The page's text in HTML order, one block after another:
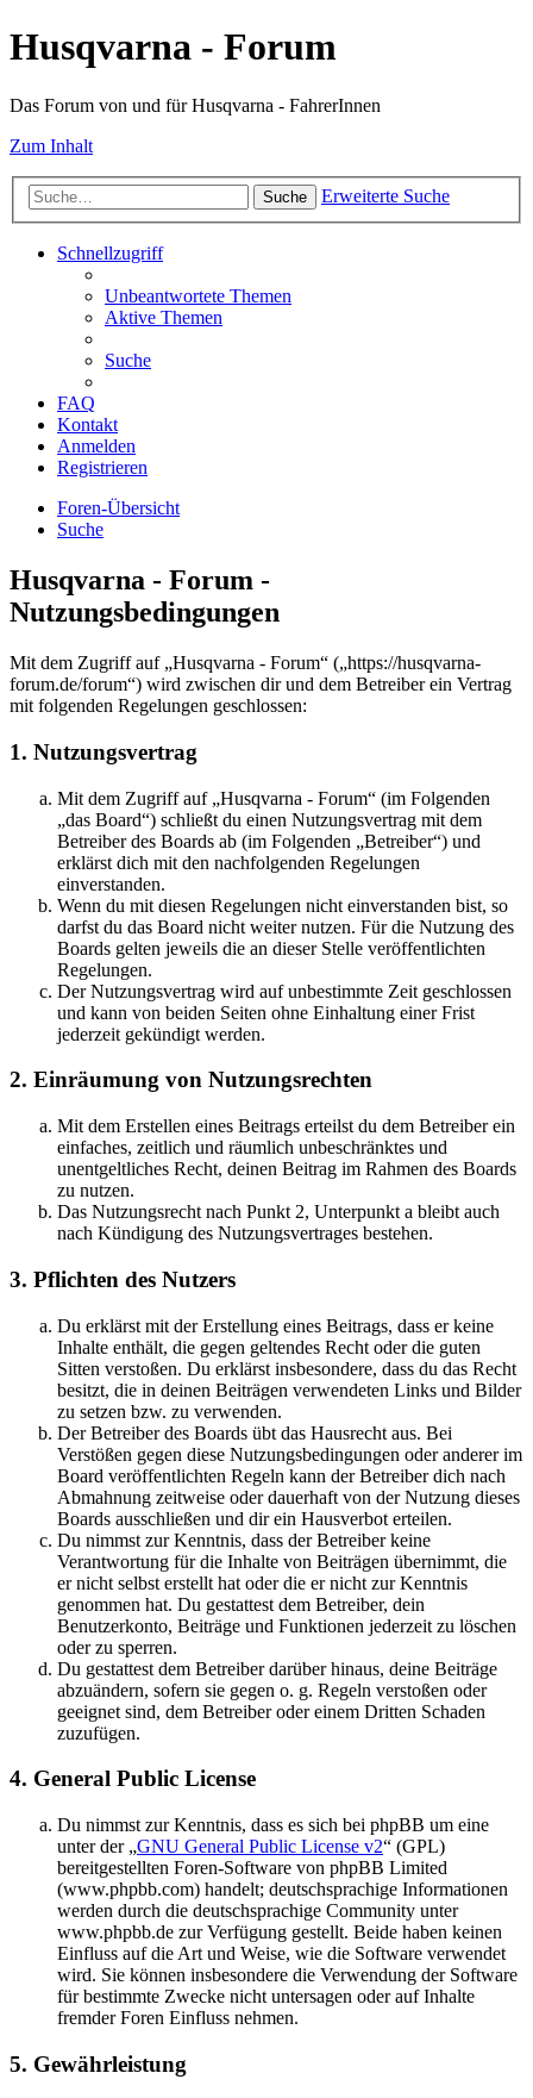
Husqvarna - Forum
Das Forum von und für Husqvarna - FahrerInnen
Zum Inhalt
Suche Erweiterte Suche
Schnellzugriff
Unbeantwortete Themen
Aktive Themen
Suche
FAQ
Kontakt
Anmelden
Registrieren
Foren-Übersicht
Suche
Husqvarna - Forum -
Nutzungsbedingungen
Mit dem Zugriff auf „Husqvarna - Forum“ („https://husqvarna-
forum.de/forum“) wird zwischen dir und dem Betreiber ein Vertrag
mit folgenden Regelungen geschlossen:
1. Nutzungsvertrag
Mit dem Zugriff auf „Husqvarna - Forum“ (im Folgenden
„das Board“) schließt du einen Nutzungsvertrag mit dem
Betreiber des Boards ab (im Folgenden „Betreiber“) und
erklärst dich mit den nachfolgenden Regelungen
einverstanden.
Wenn du mit diesen Regelungen nicht einverstanden bist, so
darfst du das Board nicht weiter nutzen. Für die Nutzung des
Boards gelten jeweils die an dieser Stelle veröffentlichten
Regelungen.
Der Nutzungsvertrag wird auf unbestimmte Zeit geschlossen
und kann von beiden Seiten ohne Einhaltung einer Frist
jederzeit gekündigt werden.
2. Einräumung von Nutzungsrechten
Mit dem Erstellen eines Beitrags erteilst du dem Betreiber ein
einfaches, zeitlich und räumlich unbeschränktes und
unentgeltliches Recht, deinen Beitrag im Rahmen des Boards
zu nutzen.
Das Nutzungsrecht nach Punkt 2, Unterpunkt a bleibt auch
nach Kündigung des Nutzungsvertrages bestehen.
3. Pflichten des Nutzers
Du erklärst mit der Erstellung eines Beitrags, dass er keine
Inhalte enthält, die gegen geltendes Recht oder die guten
Sitten verstoßen. Du erklärst insbesondere, dass du das Recht
besitzt, die in deinen Beiträgen verwendeten Links und Bilder
zu setzen bzw. zu verwenden.
Der Betreiber des Boards übt das Hausrecht aus. Bei
Verstößen gegen diese Nutzungsbedingungen oder anderer im
Board veröffentlichten Regeln kann der Betreiber dich nach
Abmahnung zeitweise oder dauerhaft von der Nutzung dieses
Boards ausschließen und dir ein Hausverbot erteilen.
Du nimmst zur Kenntnis, dass der Betreiber keine
Verantwortung für die Inhalte von Beiträgen übernimmt, die
er nicht selbst erstellt hat oder die er nicht zur Kenntnis
genommen hat. Du gestattest dem Betreiber, dein
Benutzerkonto, Beiträge und Funktionen jederzeit zu löschen
oder zu sperren.
Du gestattest dem Betreiber darüber hinaus, deine Beiträge
abzuändern, sofern sie gegen o. g. Regeln verstoßen oder
geeignet sind, dem Betreiber oder einem Dritten Schaden
zuzufügen.
4. General Public License
Du nimmst zur Kenntnis, dass es sich bei phpBB um eine
unter der „GNU General Public License v2“ (GPL)
bereitgestellten Foren-Software von phpBB Limited
(www.phpbb.com) handelt; deutschsprachige Informationen
werden durch die deutschsprachige Community unter
www.phpbb.de zur Verfügung gestellt. Beide haben keinen
Einfluss auf die Art und Weise, wie die Software verwendet
wird. Sie können insbesondere die Verwendung der Software
für bestimmte Zwecke nicht untersagen oder auf Inhalte
fremder Foren Einfluss nehmen.
5. Gewährleistung